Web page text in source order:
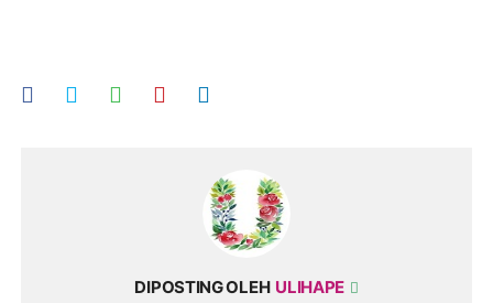
DIPOSTING OLEH ULIHAPE